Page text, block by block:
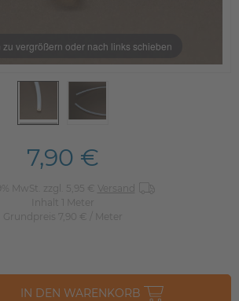
zu vergrößern oder nach links schieben
7,90 €
MwSt. zzgl. 5,95 €
Versand
Inhalt 1
Meter
Grundpreis
7,90 € / Meter
IN DEN WARENKORB